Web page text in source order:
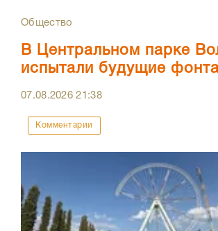
Общество
В Центральном парке
испытали будущие
07.08.202621:38
Комментарии